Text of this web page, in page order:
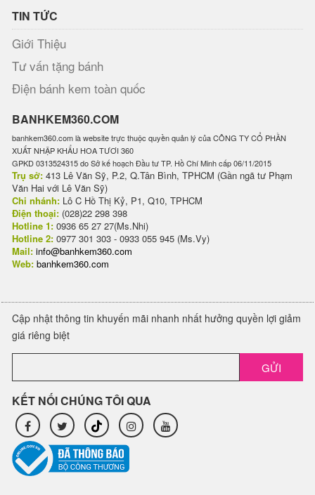
TIN TỨC
Giới Thiệu
Tư vấn tặng bánh
Điện bánh kem toàn quốc
BANHKEM360.COM
banhkem360.com là website trực thuộc quyền quản lý của CÔNG TY CỔ PHẦN
XUẤT NHẬP KHẨU HOA TƯƠI 360
GPKD 0313524315 do Sở kế hoạch Đầu tư TP. Hồ Chí Minh cấp 06/11/2015
Trụ sở: 413 Lê Văn Sỹ, P.2, Q.Tân Bình, TPHCM (Gần ngã tư Phạm
Văn Hai với Lê Văn Sỹ)
Chi nhánh: Lô C Hồ Thị Kỷ, P1, Q10, TPHCM
Điện thoại: (028)22 298 398
Hotline 1: 0936 65 27 27(Ms.Nhi)
Hotline 2: 0977 301 303 - 0933 055 945 (Ms.Vy)
Mail: info@banhkem360.com
Web: banhkem360.com
Cập nhật thông tin khuyến mãi nhanh nhất hưởng quyền lợi giảm
giá riêng biệt
GỬI
KẾT NỐI CHÚNG TÔI QUA